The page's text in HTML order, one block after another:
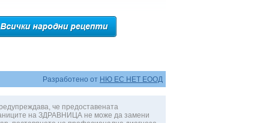
Разработено от НЮ ЕС НЕТ ЕООД
че предоставената
на ЗДРАВНИЦА не може да замени